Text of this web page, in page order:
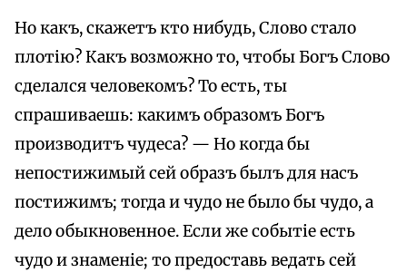
Но какъ, скажетъ кто нибудь, Слово стало
плотію? Какъ возможно то, чтобы Богъ Слово
сделался человекомъ? To есть, ты
спрашиваешь: какимъ образомъ Богъ
производитъ чудеса? — Но когда бы
непостижимый сей образъ былъ для насъ
постижимъ; тогда и чудо не было бы чудо, а
дело обыкновенное. Если же событіе есть
чудо и знаменіе; то предоставь ведать сей